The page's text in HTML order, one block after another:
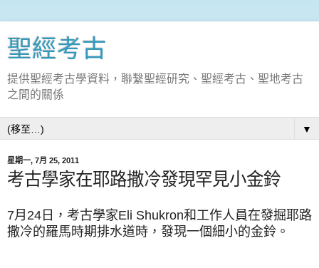
聖經考古
提供聖經考古學資料，聯繫聖經研究、聖經考古、聖地考古
之間的關係
▼
星期一, 7月 25, 2011
考古學家在耶路撒冷發現罕見小金鈴
7月24日，考古學家Eli Shukron和工作人員在發掘耶路
撒冷的羅馬時期排水道時，發現一個細小的金鈴。